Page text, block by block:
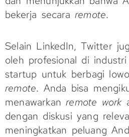
bekerja secara remote.
Selain LinkedIn, Twitter
oleh profesional di
startup untuk berbagi
remote. Anda bisa
menawarkanremote work
dengan diskusi yang
meningkatkan peluang